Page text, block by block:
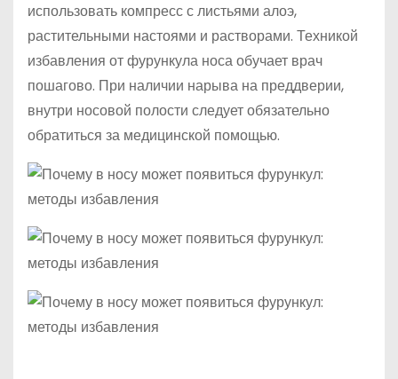
использовать компресс с листьями алоэ,
растительными настоями и растворами. Техникой
избавления от фурункула носа обучает врач
пошагово. При наличии нарыва на преддверии,
внутри носовой полости следует обязательно
обратиться за медицинской помощью.